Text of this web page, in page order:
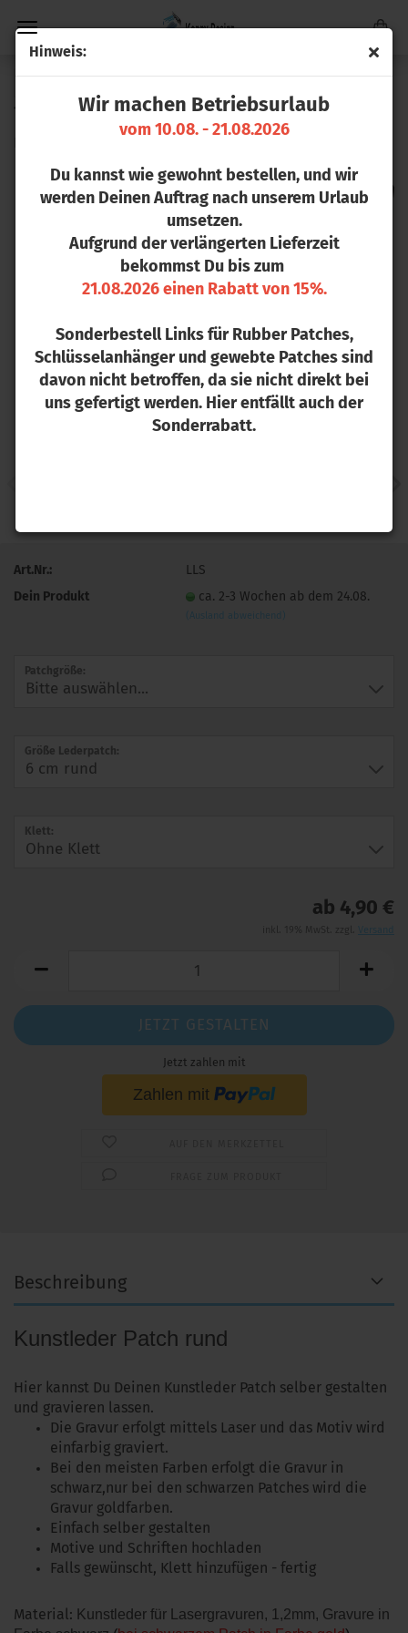
Hin­weis:
Wir machen Betriebsurlaub
vom 10.08. - 21.08.2026
Du kannst wie gewohnt bestellen, und wir
werden Deinen Auftrag nach unserem Urlaub
umsetzen.
Aufgrund der verlängerten Lieferzeit
bekommst Du bis zum
21.08.2026 einen Rabatt von 15%.
Sonderbestell Links für Rubber Patches,
Schlüsselanhänger und gewebte Patches sind
davon nicht betroffen, da sie nicht direkt bei
uns gefertigt werden. Hier entfällt auch der
Sonderrabatt.
16
Artikel in dieser Kategorie
Art.Nr.:
LLS
Dein Produkt
ca. 2-3 Wochen ab dem 24.08.
(Ausland abweichend)
Patchgröße:
Größe Lederpatch:
Klett:
ab 4,90 €
Versand
JETZT GESTALTEN
Jetzt zahlen mit
Beschreibung
Kunstleder Patch rund
Hier kannst Du Deinen Kunstleder Patch selber gestalten
und gravieren lassen.
Die Gravur erfolgt mittels Laser und das Motiv wird
einfarbig graviert.
Bei den meisten Farben erfolgt die Gravur in
schwarz,nur bei den schwarzen Patches wird die
Gravur goldfarben.
Einfach selber gestalten
Motive und Schriften hochladen
Falls gewünscht, Klett hinzufügen - fertig
Material: Kunstleder für Lasergravuren, 1,2mm, Gravure in